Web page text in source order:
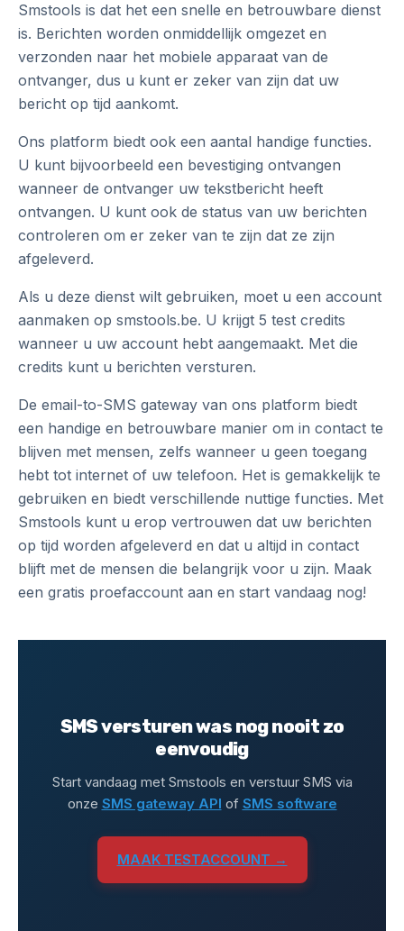
Smstools is dat het een snelle en betrouwbare dienst
is. Berichten worden onmiddellijk omgezet en
verzonden naar het mobiele apparaat van de
ontvanger, dus u kunt er zeker van zijn dat uw
bericht op tijd aankomt.
Ons platform biedt ook een aantal handige functies.
U kunt bijvoorbeeld een bevestiging ontvangen
wanneer de ontvanger uw tekstbericht heeft
ontvangen. U kunt ook de status van uw berichten
controleren om er zeker van te zijn dat ze zijn
afgeleverd.
Als u deze dienst wilt gebruiken, moet u een account
aanmaken op smstools.be. U krijgt 5 test credits
wanneer u uw account hebt aangemaakt. Met die
credits kunt u berichten versturen.
De email-to-SMS gateway van ons platform biedt
een handige en betrouwbare manier om in contact te
blijven met mensen, zelfs wanneer u geen toegang
hebt tot internet of uw telefoon. Het is gemakkelijk te
gebruiken en biedt verschillende nuttige functies. Met
Smstools kunt u erop vertrouwen dat uw berichten
op tijd worden afgeleverd en dat u altijd in contact
blijft met de mensen die belangrijk voor u zijn. Maak
een gratis proefaccount aan en start vandaag nog!
SMS versturen was nog nooit zo
eenvoudig
Start vandaag met Smstools en verstuur SMS via
onze SMS gateway API of SMS software
MAAK TESTACCOUNT →